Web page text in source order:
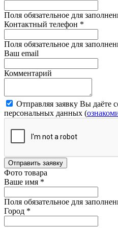
Поля обязательное для
Контактный телефон *
Поля обязательное для
Ваш email
Комментарий
Отправляя заявку Вы даёте
персональных данных (
Отправить заявку
Фото товара
Ваше имя *
Поля обязательное для
Город *